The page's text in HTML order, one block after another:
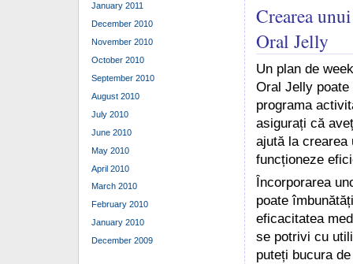
Crearea
Oral Jelly
Un plan de
Oral Jelly
programa
asigurați că
ajută la crearea
funcționeze
Încorporarea
poate
eficacitatea
se potrivi cu
puteți bucura
January 2011
December 2010
November 2010
October 2010
September 2010
August 2010
July 2010
June 2010
May 2010
April 2010
March 2010
February 2010
January 2010
December 2009